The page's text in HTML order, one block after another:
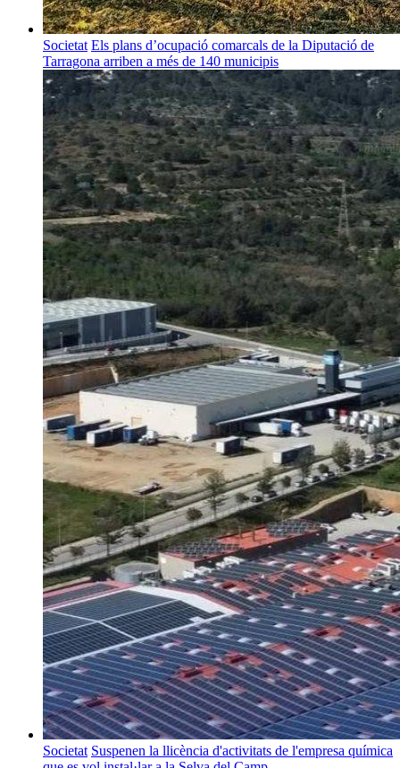
Societat Els plans d’ocupació comarcals de la Diputació de
Tarragona arriben a més de 140 municipis
Societat Suspenen la llicència d'activitats de l'empresa química